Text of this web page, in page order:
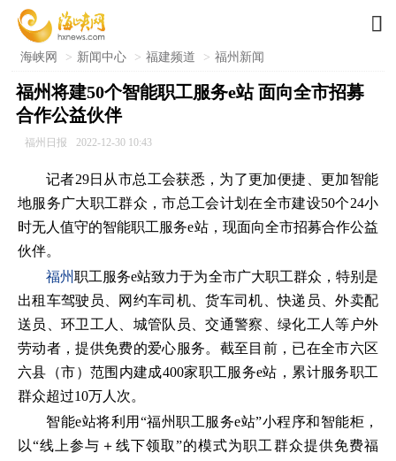

海峡网 > 新闻中心 > 福建频道 > 福州新闻
福州将建50个智能职工服务e站 面向全市招募
合作公益伙伴
福州日报 2022-12-30 10:43
记者29日从市总工会获悉，为了更加便捷、更加智能
地服务广大职工群众，市总工会计划在全市建设50个24小
时无人值守的智能职工服务e站，现面向全市招募合作公益
伙伴。
福州职工服务e站致力于为全市广大职工群众，特别是
出租车驾驶员、网约车司机、货车司机、快递员、外卖配
送员、环卫工人、城管队员、交通警察、绿化工人等户外
劳动者，提供免费的爱心服务。截至目前，已在全市六区
六县（市）范围内建成400家职工服务e站，累计服务职工
群众超过10万人次。
智能e站将利用“福州职工服务e站”小程序和智能柜，
以“线上参与＋线下领取”的模式为职工群众提供免费福